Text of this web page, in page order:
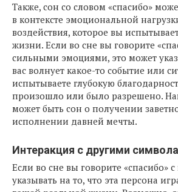
Также, сон со словом «спасибо»
в контексте эмоциональной
воздействия, которое вы
жизни. Если во сне вы говорите
сильными эмоциями, это может
вас волнует какое-то событие или
испытываете глубокую
произошло или было разрешено.
может быть сон о получении
исполнении давней мечты.
Интеракция с другими
Если во сне вы говорите «спасибо»
указывать на то, что эта персона